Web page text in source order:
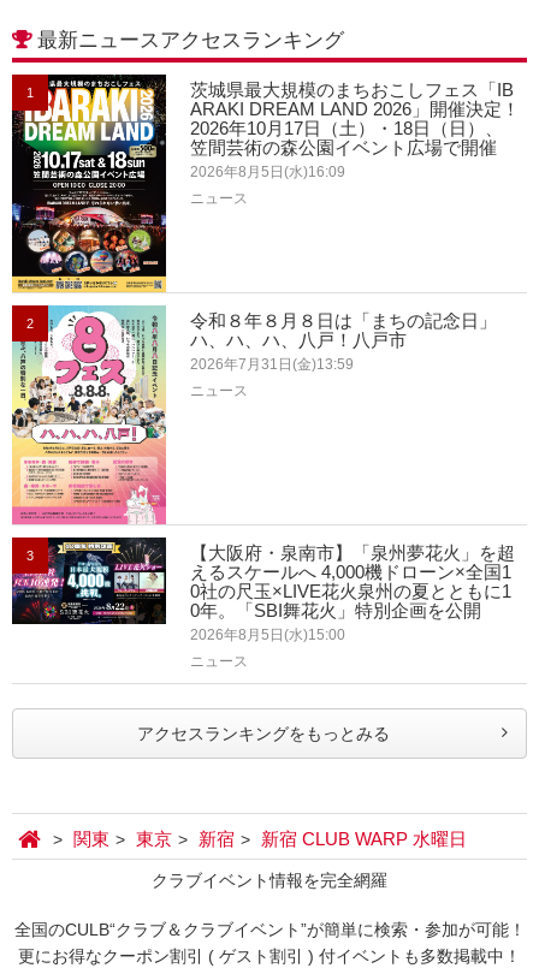
最新ニュースアクセスランキング
1
茨城県最大規模のまちおこしフェス「IB
ARAKI DREAM LAND 2026」開催決定！
2026年10月17日（土）・18日（日）、
笠間芸術の森公園イベント広場で開催
2026年8月5日(水)16:09
ニュース
2
令和８年８月８日は「まちの記念日」
ハ、ハ、ハ、八戸！八戸市
2026年7月31日(金)13:59
ニュース
3
【大阪府・泉南市】「泉州夢花火」を超
えるスケールへ 4,000機ドローン×全国1
0社の尺玉×LIVE花火泉州の夏とともに1
0年。「SBI舞花火」特別企画を公開
2026年8月5日(水)15:00
ニュース
アクセスランキングをもっとみる
関東 東京 新宿 新宿 CLUB WARP 水曜日
クラブイベント情報を完全網羅
全国のCULB“クラブ＆クラブイベント”が簡単に検索・参加が可能！
更にお得なクーポン割引 ( ゲスト割引 ) 付イベントも多数掲載中！